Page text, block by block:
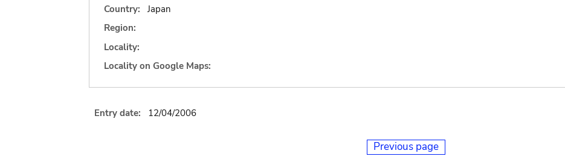
Country:
Japan
Region:
Locality:
Locality on Google Maps:
Entry date: 12/04/2006
Previous page